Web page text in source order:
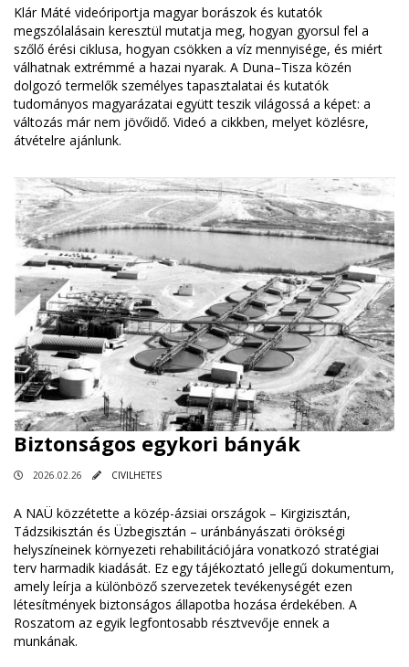
Klár Máté videóriportja magyar borászok és kutatók
megszólalásain keresztül mutatja meg, hogyan gyorsul fel a
szőlő érési ciklusa, hogyan csökken a víz mennyisége, és miért
válhatnak extrémmé a hazai nyarak. A Duna–Tisza közén
dolgozó termelők személyes tapasztalatai és kutatók
tudományos magyarázatai együtt teszik világossá a képet: a
változás már nem jövőidő. Videó a cikkben, melyet közlésre,
átvételre ajánlunk.
Biztonságos egykori bányák
2026.02.26 CIVILHETES
A NAÜ közzétette a közép-ázsiai országok – Kirgizisztán,
Tádzsikisztán és Üzbegisztán – uránbányászati örökségi
helyszíneinek környezeti rehabilitációjára vonatkozó stratégiai
terv harmadik kiadását. Ez egy tájékoztató jellegű dokumentum,
amely leírja a különböző szervezetek tevékenységét ezen
létesítmények biztonságos állapotba hozása érdekében. A
Roszatom az egyik legfontosabb résztvevője ennek a
munkának.